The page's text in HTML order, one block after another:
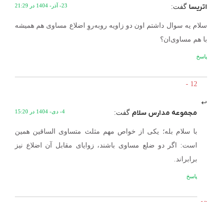
اتریسا گفت: 23- آذر- 1404 در 21:29
سلام یه سوال داشتم اون دو زاویه روبه‌روِ اضلاع مساوی هم همیشه
با هم مساوی‌ان؟
پاسخ
مجموعه مدارس سلام گفت: 4- دی- 1404 در 15:20
با سلام بله؛ یکی از خواص مهم مثلث متساوی الساقین همین
است: اگر دو ضلع مساوی باشند، زوایای مقابل آن اضلاع نیز
برابر‌اند.
پاسخ